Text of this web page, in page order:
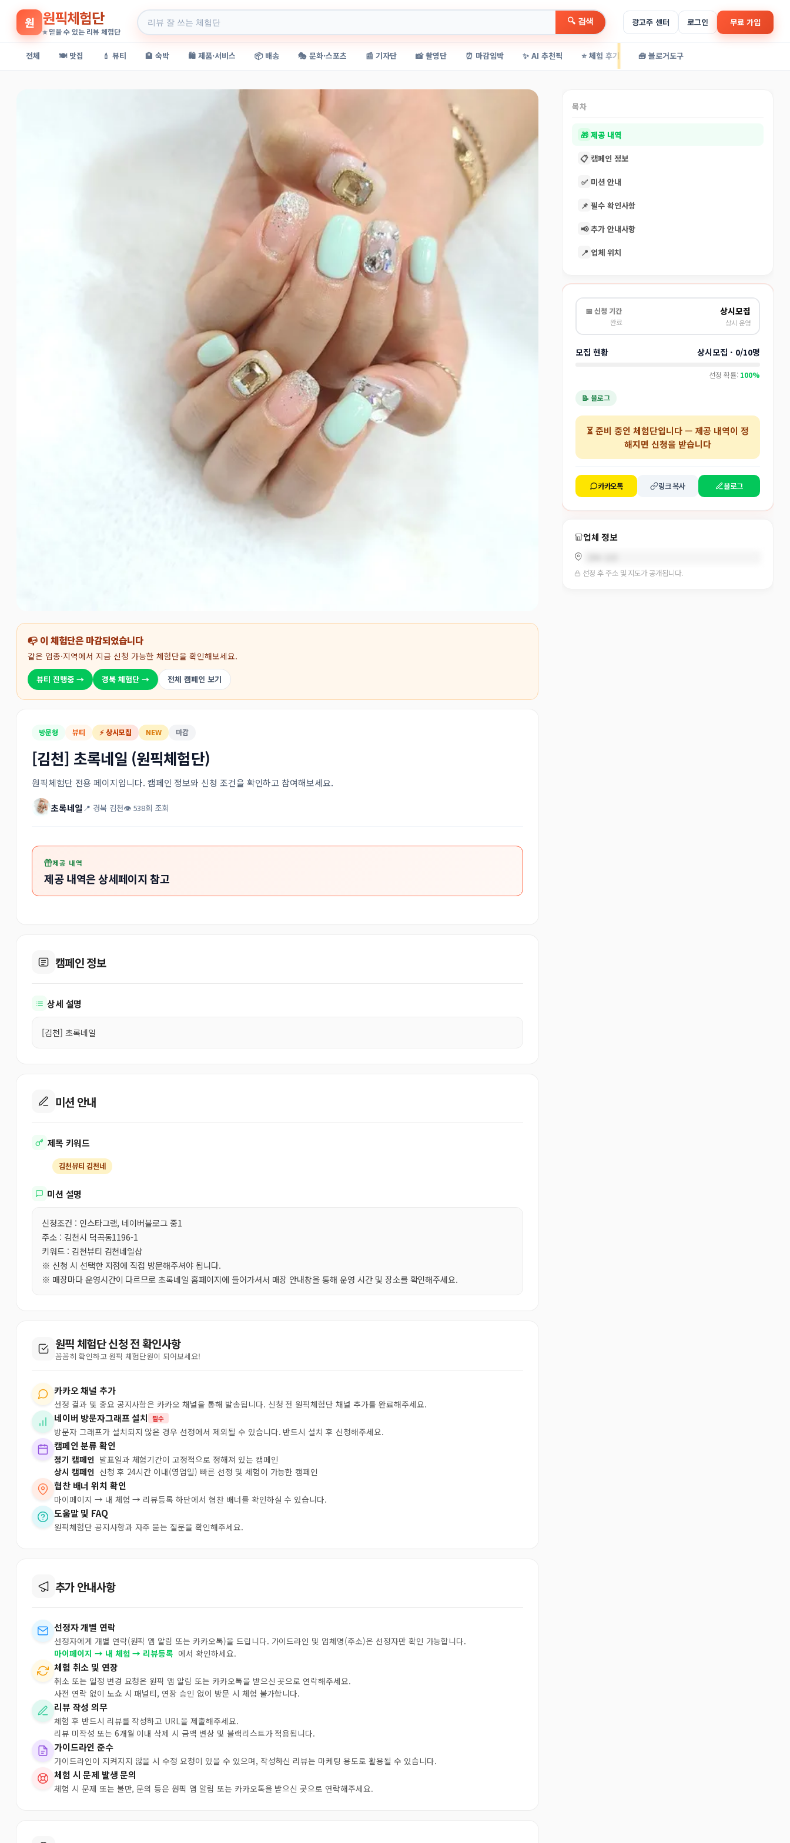
원 원픽체험단
⭐ 믿을 수 있는 리뷰 체험단
🔍 검색 광고주 센터 로그인 무료 가입
전체 🍽️ 맛집 💄 뷰티 🏨 숙박 🛍️ 제품·서비스 📦 배송 🎭 문화·스포츠 📰 기자단 📸 촬영단 ⏰ 마감임박 ✨ AI 추천픽 ⭐ 체험 후기 🧰 블로거도구
📭 이 체험단은 마감되었습니다
같은 업종·지역에서 지금 신청 가능한 체험단을 확인해보세요.
뷰티 진행중 → 경북 체험단 → 전체 캠페인 보기
방문형 뷰티 ⚡ 상시모집 NEW 마감
[김천] 초록네일 (원픽체험단)
원픽체험단 전용 페이지입니다. 캠페인 정보와 신청 조건을 확인하고 참여해보세요.
초록네일 📍 경북 김천👁 538회 조회
제공 내역
제공 내역은 상세페이지 참고
캠페인 정보
상세 설명
[김천] 초록네일
미션 안내
제목 키워드
김천뷰티 김천네
미션 설명
신청조건 : 인스타그램, 네이버블로그 중1
주소 : 김천시 덕곡동1196-1
키워드 : 김천뷰티 김천네일샵
※ 신청 시 선택한 지점에 직접 방문해주셔야 됩니다.
※ 매장마다 운영시간이 다르므로 초록네일 홈페이지에 들어가셔서 매장 안내창을 통해 운영 시간 및 장소를 확인해주세요.
원픽 체험단 신청 전 확인사항
꼼꼼히 확인하고 원픽 체험단원이 되어보세요!
카카오 채널 추가
선정 결과 및 중요 공지사항은 카카오 채널을 통해 발송됩니다. 신청 전 원픽체험단 채널 추가를 완료해주세요.
네이버 방문자그래프 설치 필수
방문자 그래프가 설치되지 않은 경우 선정에서 제외될 수 있습니다. 반드시 설치 후 신청해주세요.
캠페인 분류 확인
정기 캠페인 발표일과 체험기간이 고정적으로 정해져 있는 캠페인
상시 캠페인 신청 후 24시간 이내(영업일) 빠른 선정 및 체험이 가능한 캠페인
협찬 배너 위치 확인
마이페이지 → 내 체험 → 리뷰등록 하단에서 협찬 배너를 확인하실 수 있습니다.
도움말 및 FAQ
원픽체험단 공지사항과 자주 묻는 질문을 확인해주세요.
추가 안내사항
선정자 개별 연락
선정자에게 개별 연락(원픽 앱 알림 또는 카카오톡)을 드립니다. 가이드라인 및 업체명(주소)은 선정자만 확인 가능합니다.
마이페이지 → 내 체험 → 리뷰등록 에서 확인하세요.
체험 취소 및 연장
취소 또는 일정 변경 요청은 원픽 앱 알림 또는 카카오톡을 받으신 곳으로 연락해주세요.
사전 연락 없이 노쇼 시 패널티, 연장 승인 없이 방문 시 체험 불가합니다.
리뷰 작성 의무
체험 후 반드시 리뷰를 작성하고 URL을 제출해주세요.
리뷰 미작성 또는 6개월 이내 삭제 시 금액 변상 및 블랙리스트가 적용됩니다.
가이드라인 준수
가이드라인이 지켜지지 않을 시 수정 요청이 있을 수 있으며, 작성하신 리뷰는 마케팅 용도로 활용될 수 있습니다.
체험 시 문제 발생 문의
체험 시 문제 또는 불만, 문의 등은 원픽 앱 알림 또는 카카오톡을 받으신 곳으로 연락해주세요.
목차
🎁 제공 내역
📋 캠페인 정보
✅ 미션 안내
📌 필수 확인사항
📢 추가 안내사항
📍 업체 위치
📅 신청 기간
완료
상시모집
상시 운영
모집 현황 상시모집 · 0/10명
선정 확률: 100%
📝 블로그
⏳준비 중인 체험단입니다 — 제공 내역이 정
해지면 신청을 받습니다
카카오톡 링크 복사 블로그
업체 정보
선정 후 주소 및 지도가 공개됩니다.